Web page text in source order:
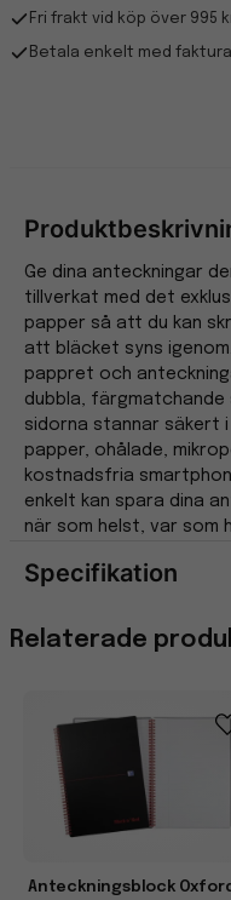
Fri frakt vid köp över 995
Betala enkelt med
Relaterade
Anteckningsblock
Ge dina anteckningar
tillverkat med det
papper så att du kan
att bläcket syns
pappret och
dubbla, färgmatchande
sidorna stannar säkert i
papper, ohålade,
kostnadsfria
enkelt kan spara dina
när som helst, var som
Specifikation
Egenskaper